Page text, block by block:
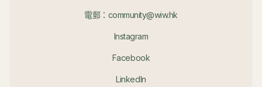
電郵：community@wiw.hk
Instagram
Facebook
LinkedIn